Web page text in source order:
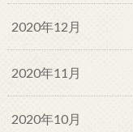
2020年12月
2020年11月
2020年10月